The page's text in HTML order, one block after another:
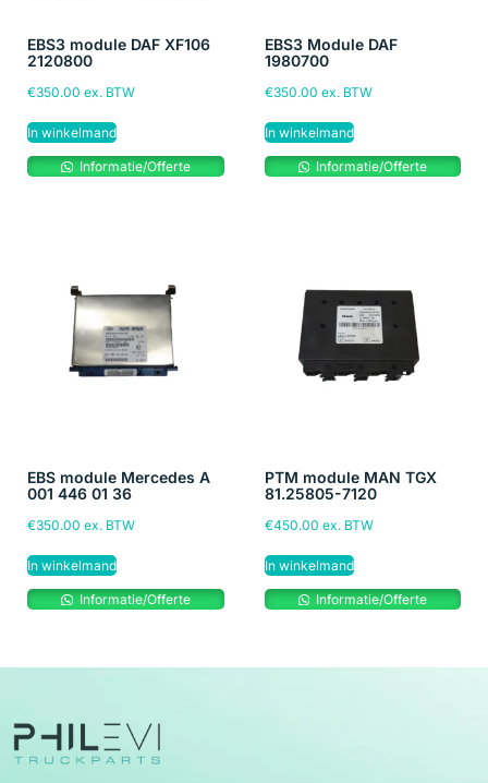
EBS3 module DAF XF106
2120800
€350.00 ex. BTW
In winkelmand
Informatie/Offerte
EBS3 Module DAF
1980700
€350.00 ex. BTW
In winkelmand
Informatie/Offerte
EBS module Mercedes A
001 446 01 36
€350.00 ex. BTW
In winkelmand
Informatie/Offerte
PTM module MAN TGX
81.25805-7120
€450.00 ex. BTW
In winkelmand
Informatie/Offerte